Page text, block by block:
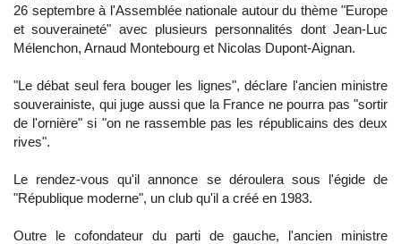
26 septembre à l'Assemblée nationale autour du thème "Europe
et souveraineté" avec plusieurs personnalités dont Jean-Luc
Mélenchon, Arnaud Montebourg et Nicolas Dupont-Aignan.
"Le débat seul fera bouger les lignes", déclare l'ancien ministre
souverainiste, qui juge aussi que la France ne pourra pas "sortir
de l'ornière" si "on ne rassemble pas les républicains des deux
rives".
Le rendez-vous qu'il annonce se déroulera sous l'égide de
"République moderne", un club qu'il a créé en 1983.
Outre le cofondateur du parti de gauche, l'ancien ministre